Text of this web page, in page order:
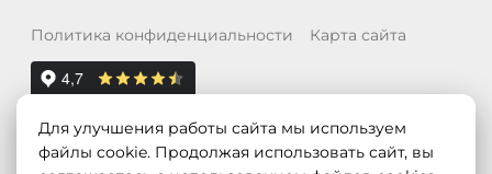
Политика конфиденциальности Карта сайта
Для улучшения работы сайта мы используем
файлы cookie. Продолжая использовать сайт, вы